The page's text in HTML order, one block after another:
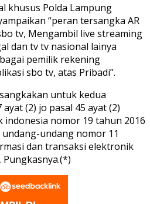
khusus Polda Lampung
“peran tersangka AR
tv, Mengambil live streaming
dan tv tv nasional lainya
pemilik rekening
sbo tv, atas Pribadi”.
untuk kedua
(2) jo pasal 45 ayat (2)
nomor 19 tahun 2016
undang nomor 11
dan transaksi elektronik
Pungkasnya.(*)